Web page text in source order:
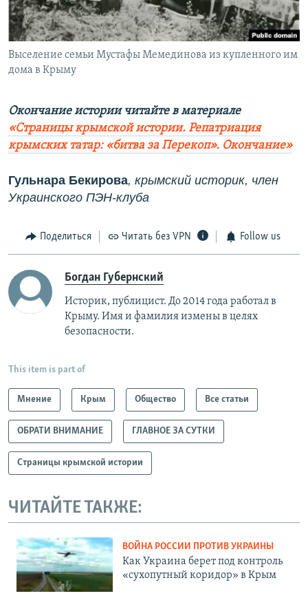
Выселение семьи Мустафы Мемединова из купленного им
дома в Крыму
Окончание истории читайте в материале
«Страницы крымской истории. Репатриация
крымских татар: «битва за Перекоп». Окончание»
Гульнара Бекирова, крымский историк, член
Украинского ПЭН-клуба
Поделиться Читать без VPN Follow us
Богдан Губернский
Историк, публицист. До 2014 года работал в
Крыму. Имя и фамилия измены в целях
безопасности.
This item is part of
Мнение Крым Общество Все статьи
ОБРАТИ ВНИМАНИЕ ГЛАВНОЕ ЗА СУТКИ
Страницы крымской истории
ЧИТАЙТЕ ТАКЖЕ:
ВОЙНА РОССИИ ПРОТИВ УКРАИНЫ
Как Украина берет под контроль
«сухопутный коридор» в Крым